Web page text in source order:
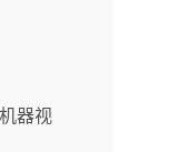
器视